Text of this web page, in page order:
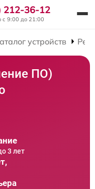
212-36-12
с 9:00 до 21:00
устройств
ПО)
3 лет